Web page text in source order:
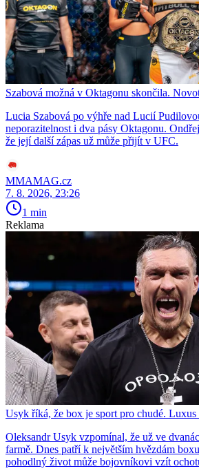
Szabová možná v Oktagonu skončila.
Lucia Szabová po výhře nad Lucií
neporazitelnost i dva pásy Oktagonu.
že její další zápas už může přijít v UFC.
MMAMAG.cz
7. 8. 2026, 23:26
1 min
Reklama
Usyk říká, že box je sport pro chudé.
Oleksandr Usyk vzpomínal, že už ve
farmě. Dnes patří k největším hvězdám
pohodlný život může bojovníkovi vzít